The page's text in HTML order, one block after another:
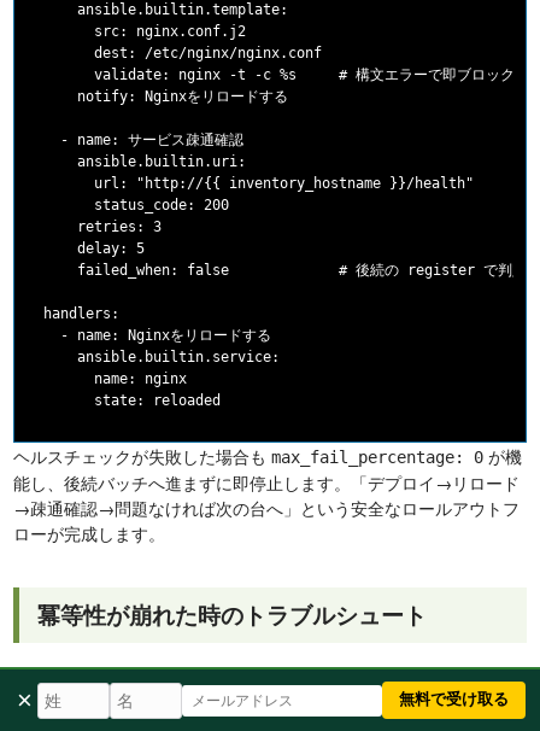
      ansible.builtin.template:
        src: nginx.conf.j2
        dest: /etc/nginx/nginx.conf
        validate: nginx -t -c %s     # 構文エラーで即ブロック
      notify: Nginxをリロードする
    - name: サービス疎通確認
      ansible.builtin.uri:
        url: "http://{{ inventory_hostname }}/health"
        status_code: 200
      retries: 3
      delay: 5
failed_when: false             # 後続の register で判定
  handlers:
    - name: Nginxをリロードする
      ansible.builtin.service:
        name: nginx
ヘルスチェックが失敗した場合もmax_fail_percentage: 0 が機
能し、後続バッチへ進まずに即停止します。「デプロイ→リロード
→疎通確認→問題なければ次の台へ」という安全なロールアウトフ
ローが完成します。
冪等性が崩れた時のトラブルシュート
「設計したつもりなのに、なぜか毎回changedになる」——そう
いった場合の切り分け手順を押さえておきます。
× 無料で受け取る